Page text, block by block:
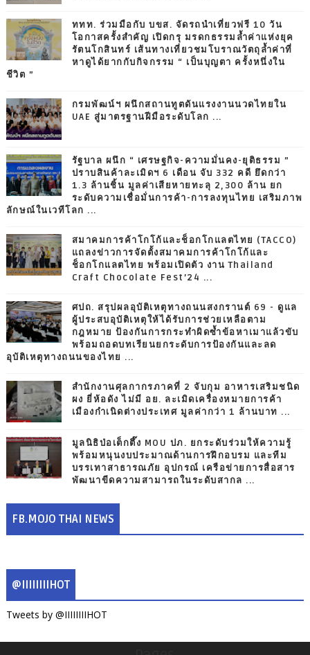
ททท. ร่วมมือกับ บขส. จัดรถนำเที่ยวฟรี 10 วัน
โอกาสครั้งสำคัญ เปิดกรุ มรดกธรรมล้ำค่าแห่งยุค
รัตนโกสินทร์ เส้นทางเที่ยวชมโบราณวัตถุล้ำค่าที่
หาดูได้ยากกับกิจกรรม “ เป็นบุญตา ครั้งหนึ่งใน
ชีวิต ”
กรมพัฒน์ฯ ผนึกสถานทูตดันแรงงานนวดไทยใน
UAE สู่มาตรฐานฝีมือระดับโลก ...
รัฐบาล ผนึก “ เศรษฐกิจ-ความมั่นคง-ยุติธรรม ”
ปราบสินค้าละเมิดฯ 6 เดือน จับ 332 คดี ยึดกว่า
1.3 ล้านชิ้น มูลค่าเสียหายทะลุ 2,300 ล้าน ยก
ระดับความเชื่อมั่นการค้า-การลงทุนไทย เสริมภาพ
ลักษณ์ในเวทีโลก ...
สมาคมการค้าโกโก้และช็อกโกแลตไทย (TACCO)
แถลงข่าวการจัดตั้งสมาคมการค้าโกโก้และ
ช็อกโกแลตไทย พร้อมเปิดตัว งาน Thailand
Craft Chocolate Fest’24 ...
ศปถ. สรุปผลอุบัติเหตุทางถนนสงกรานต์ 69 - ดูแล
ผู้ประสบอุบัติเหตุให้ได้รับการช่วยเหลือตาม
กฎหมาย ป้องกันการกระทำผิดซ้ำข้อหาเมาแล้วขับ
พร้อมถอดบทเรียนยกระดับการป้องกันและลด
อุบัติเหตุทางถนนของไทย ...
สำนักงานศุลกากรภาคที่ 2 จับกุม อาหารเสริมชนิด
ผง ยี่ห้อดัง ไม่มี อย. ละเมิดเครื่องหมายการค้า
เมืองกำเนิดต่างประเทศ มูลค่ากว่า 1 ล้านบาท ...
มูลนิธิป่อเต็กตึ๊ง MOU ปภ. ยกระดับร่วมให้ความรู้
พร้อมหนุนงบประมาณด้านการฝึกอบรม และทีม
บรรเทาสาธารณภัย อุปกรณ์ เครือข่ายการสื่อสาร
พัฒนาขีดความสามารถในระดับสากล ...
FB.MOJO THAI NEWS
@IIIIIIIIHOT
Tweets by @IIIIIIIIHOT